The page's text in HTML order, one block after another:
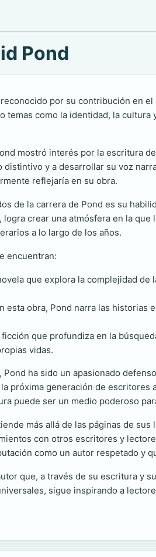
Pond
por su contribución en
temas como la identidad, la
mostró interés por la escritura
y a desarrollar su voz
reflejaría en su obra.
de la carrera de Pond es su
crear una atmósfera en la
a lo largo de los años.
encuentran:
que explora la complejidad
esta obra, Pond narra las historias
que profundiza en la
vidas.
Pond ha sido un apasionado
próxima generación de
puede ser un medio poderoso
más allá de las páginas de
con otros escritores y
como un autor respetado y
que, a través de su escritura y
sigue inspirando a